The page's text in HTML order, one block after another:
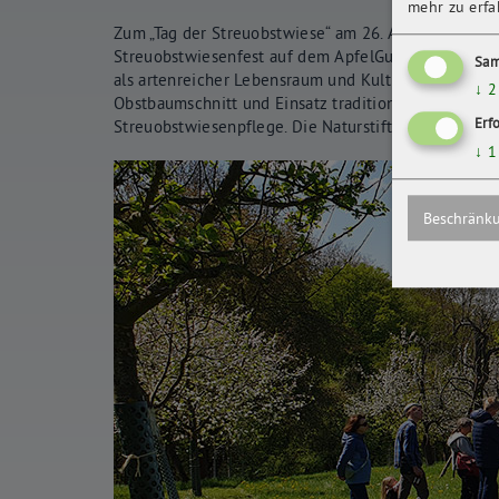
Zum „Tag der Streuobstwiese“ am 26. April 2025
Streuobstwiesenfest auf dem ApfelGut im Erfurter
als artenreicher Lebensraum und Kulturgut. Mit
Obstbaumschnitt und Einsatz traditioneller
Streuobstwiesenpflege. Die Naturstiftung David
mehr zu
↓ 2
↓ 1